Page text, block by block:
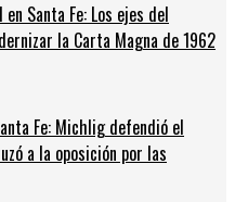
Santa Fe: Los ejes del
la Carta Magna de 1962
Fe: Michlig defendió el
a la oposición por las